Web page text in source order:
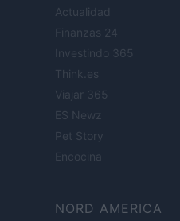
Actualidad
Finanzas 24
Investindo 365
Think.es
Viajar 365
ES Newz
Pet Story
Encocina
NORD AMERICA